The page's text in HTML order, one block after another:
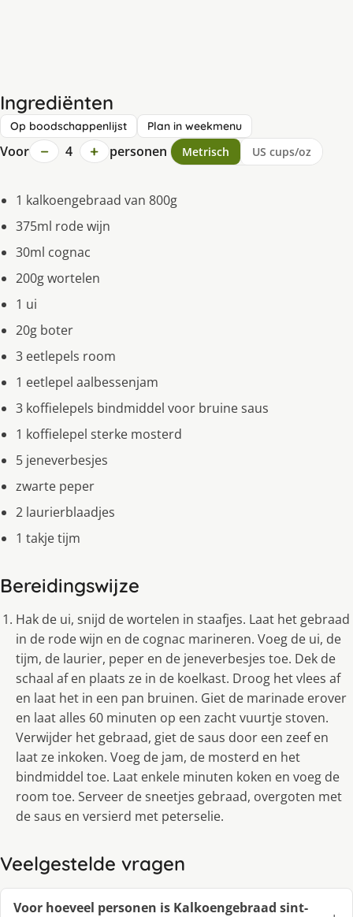
Ingrediënten
Op boodschappenlijst Plan in weekmenu
Voor − 4 + personen Metrisch US cups/oz
1 kalkoengebraad van 800g
375ml rode wijn
30ml cognac
200g wortelen
1 ui
20g boter
3 eetlepels room
1 eetlepel aalbessenjam
3 koffielepels bindmiddel voor bruine saus
1 koffielepel sterke mosterd
5 jeneverbesjes
zwarte peper
2 laurierblaadjes
1 takje tijm
Bereidingswijze
Hak de ui, snijd de wortelen in staafjes. Laat het gebraad
in de rode wijn en de cognac marineren. Voeg de ui, de
tijm, de laurier, peper en de jeneverbesjes toe. Dek de
schaal af en plaats ze in de koelkast. Droog het vlees af
en laat het in een pan bruinen. Giet de marinade erover
en laat alles 60 minuten op een zacht vuurtje stoven.
Verwijder het gebraad, giet de saus door een zeef en
laat ze inkoken. Voeg de jam, de mosterd en het
bindmiddel toe. Laat enkele minuten koken en voeg de
room toe. Serveer de sneetjes gebraad, overgoten met
de saus en versierd met peterselie.
Veelgestelde vragen
Voor hoeveel personen is Kalkoengebraad sint-